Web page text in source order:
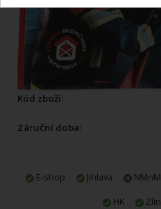
Kód zboží:
Záruční doba:
E-shop Jihlava NMnM
HK
Zlín